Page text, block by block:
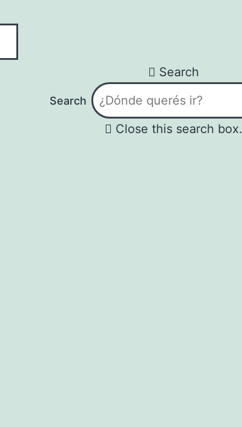
Search
Search
Close this search box.